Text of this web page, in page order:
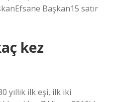
Başkan15 satır
kez
yıllık ilk eşi, ilk iki